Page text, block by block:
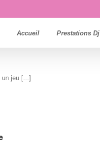
Accueil Prestations Dj
un jeu [...]